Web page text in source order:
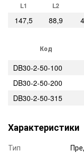
L1 L2
147,5 88,9
Код
DB30-2-50-100
DB30-2-50-200
DB30-2-50-315
Характеристики
Тип